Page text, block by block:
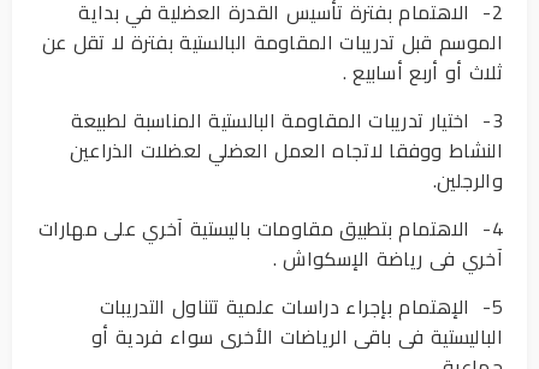
2- الاهتمام بفترة تأسيس القدرة العضلية في بداية
الموسم قبل تدريبات المقاومة البالستية بفترة لا تقل عن
ثلاث أو أربع أسابيع .
3- اختيار تدريبات المقاومة البالستية المناسبة لطبيعة
النشاط ووفقا لاتجاه العمل العضلي لعضلات الذراعين
والرجلين.
4- الاهتمام بتطبيق مقاومات باليستية آخري على مهارات
آخري فى رياضة الإسكواش .
5- الإهتمام بإجراء دراسات علمية تتناول التدريبات
الباليستية فى باقى الرياضات الأخرى سواء فردية أو